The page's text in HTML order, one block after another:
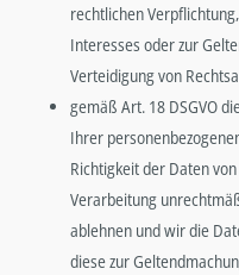
rechtlichen
Interesses oder zur
Verteidigung von
gemäß Art. 18 DSGVO
Ihrer
Richtigkeit der Daten
Verarbeitung
ablehnen und wir die
diese zur